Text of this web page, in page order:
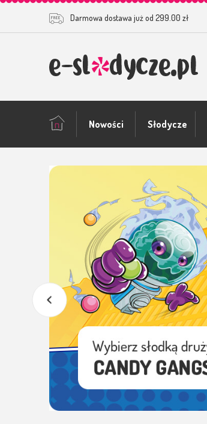
Darmowa dostawa już od 299.00 zł
Nowości Słodycze